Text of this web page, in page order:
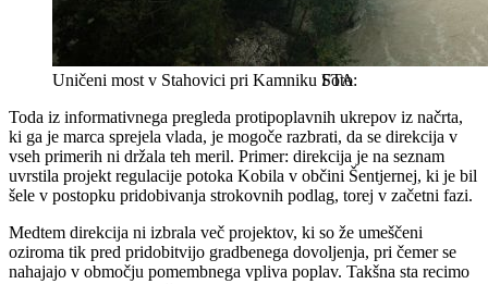
Uničeni most v Stahovici pri Kamniku STA
Toda iz informativnega pregleda protipoplavnih ukrepov iz načrta,
ki ga je marca sprejela vlada, je mogoče razbrati, da se direkcija v
vseh primerih ni držala teh meril. Primer: direkcija je na seznam
uvrstila projekt regulacije potoka Kobila v občini Šentjernej, ki je bil
šele v postopku pridobivanja strokovnih podlag, torej v začetni fazi.
Medtem direkcija ni izbrala več projektov, ki so že umeščeni
oziroma tik pred pridobitvijo gradbenega dovoljenja, pri čemer se
nahajajo v območju pomembnega vpliva poplav. Takšna sta recimo